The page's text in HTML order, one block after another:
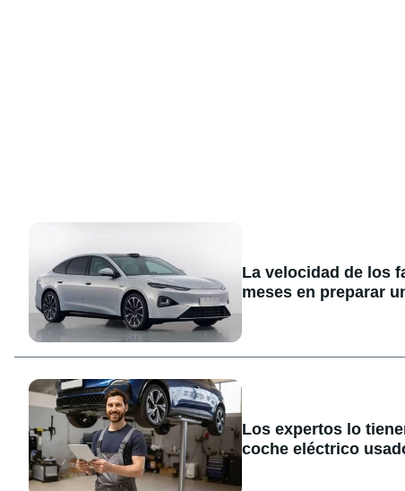
La velocidad de los
meses en preparar
Los expertos lo
coche eléctrico